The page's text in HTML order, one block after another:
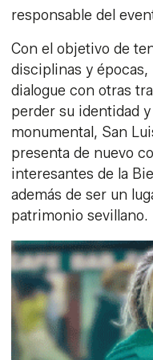
responsable del
Con el objetivo de
disciplinas y
dialogue con otras
perder su identidad
monumental, San
presenta de nuevo
interesantes de la
además de ser un
patrimonio sevillano.